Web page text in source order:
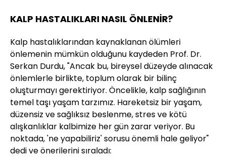
KALP HASTALIKLARI NASIL ÖNLENİR?
Kalp hastalıklarından kaynaklanan ölümleri
önlemenin mümkün olduğunu kaydeden Prof. Dr.
Serkan Durdu, "Ancak bu, bireysel düzeyde alınacak
önlemlerle birlikte, toplum olarak bir bilinç
oluşturmayı gerektiriyor. Öncelikle, kalp sağlığının
temel taşı yaşam tarzımız. Hareketsiz bir yaşam,
düzensiz ve sağlıksız beslenme, stres ve kötü
alışkanlıklar kalbimize her gün zarar veriyor. Bu
noktada, 'ne yapabiliriz' sorusu önemli hale geliyor"
dedi ve önerilerini sıraladı: